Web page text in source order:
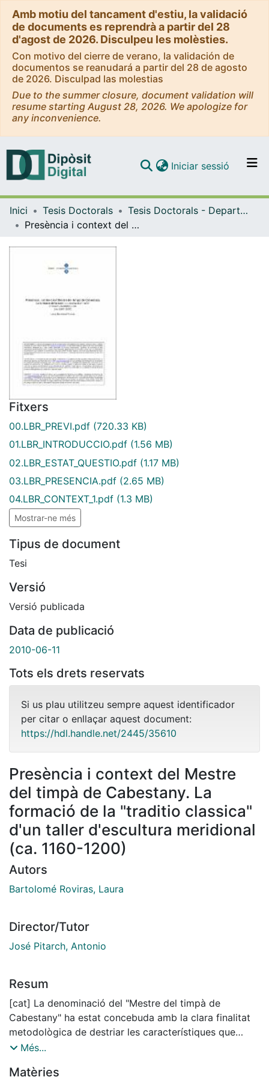
Amb motiu del tancament d'estiu, la validació
de documents es reprendrà a partir del 28
d'agost de 2026. Disculpeu les molèsties.
Con motivo del cierre de verano, la validación de
documentos se reanudará a partir del 28 de agosto
de 2026. Disculpad las molestias
Due to the summer closure, document validation will
resume starting August 28, 2026. We apologize for
any inconvenience.
Navega per tot el DD
Iniciar sessió (current)
Inici Tesis Doctorals
Tesis Doctorals - Departament - Història de l'Art
Presència i context del Mestre del timpà de Cabestany. La formació de la "traditio classica" d'un taller d'escultura meridional (ca. 1160-1200)
Fitxers
00.LBR_PREVI.pdf (720.33 KB)
01.LBR_INTRODUCCIO.pdf (1.56 MB)
02.LBR_ESTAT_QUESTIO.pdf (1.17 MB)
03.LBR_PRESENCIA.pdf (2.65 MB)
04.LBR_CONTEXT_1.pdf (1.3 MB)
Mostrar-ne més
Tipus de document
Tesi
Versió
Versió publicada
Data de publicació
2010-06-11
Tots els drets reservats
Si us plau utilitzeu sempre aquest identificador
per citar o enllaçar aquest document:
https://hdl.handle.net/2445/35610
Presència i context del Mestre
del timpà de Cabestany. La
formació de la "traditio classica"
d'un taller d'escultura meridional
(ca. 1160-1200)
Autors
Bartolomé Roviras, Laura
Director/Tutor
José Pitarch, Antonio
Resum
[cat] La denominació del "Mestre del timpà de
Cabestany" ha estat concebuda amb la clara finalitat
metodològica de destriar les característiques que
defineixen l'obra del timpà de l'església de Santa
Més...
Matèries